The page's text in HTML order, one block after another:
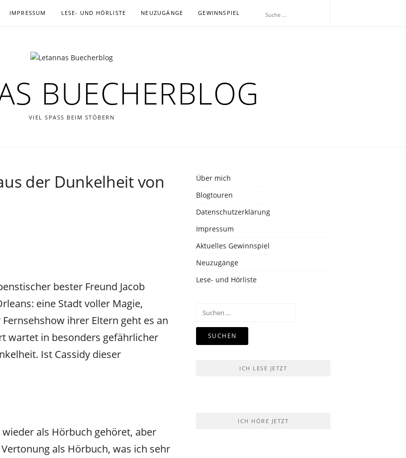
IMPRESSUM LESE- UND HÖRLISTE NEUZUGÄNGE GEWINNSPIEL
BUECHERBLOG
VIEL SPASS BEIM STÖBERN
der Dunkelheit von
bester Freund Jacob
eine Stadt voller Magie,
ihrer Eltern geht es an
wartet in besonders gefährlicher
Ist Cassidy dieser
als Hörbuch gehöret, aber
als Hörbuch, was ich sehr
Über mich
Blogtouren
Datenschutzerklärung
Impressum
Aktuelles Gewinnspiel
Neuzugänge
Lese- und Hörliste
Suchen
ICH LESE JETZT
ICH HÖRE JETZT